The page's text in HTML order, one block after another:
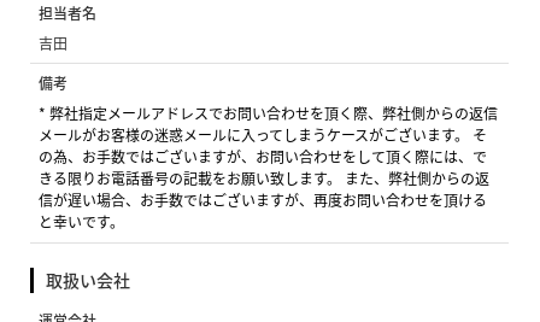
担当者名
吉田
備考
* 弊社指定メールアドレスでお問い合わせを頂く際、弊社側からの返信
メールがお客様の迷惑メールに入ってしまうケースがございます。 そ
の為、お手数ではございますが、お問い合わせをして頂く際には、で
きる限りお電話番号の記載をお願い致します。 また、弊社側からの返
信が遅い場合、お手数ではございますが、再度お問い合わせを頂ける
と幸いです。
取扱い会社